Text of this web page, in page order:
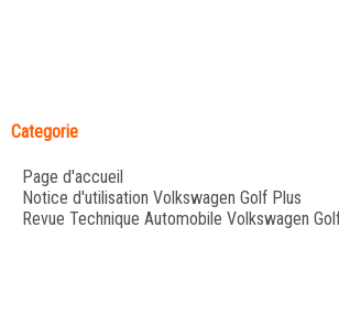
Categorie
Page d'accueil
Notice d'utilisation Volkswagen Golf Plus
Revue Technique Automobile Volkswagen